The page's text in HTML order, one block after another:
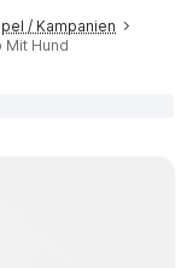
/ Kampanien
Mit Hund